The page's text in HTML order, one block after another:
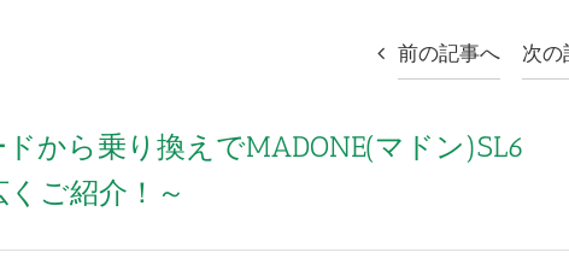
前の記事へ 次の
から乗り換えでMADONE(マドン)SL6
くご紹介！～